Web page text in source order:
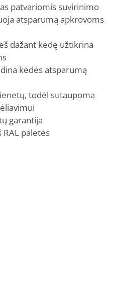
patvariomis suvirinimo
atsparumą apkrovoms
dažant kėdę užtikrina
kėdės atsparumą
todėl sutaupoma
garantija
RAL paletės